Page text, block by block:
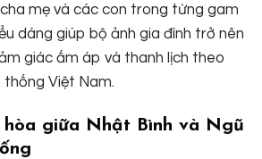
mẹ và các con trong từng gam
dáng giúp bộ ảnh gia đình trở nên
giác ấm áp và thanh lịch theo
Việt Nam.
hòa giữa Nhật Bình và Ngũ